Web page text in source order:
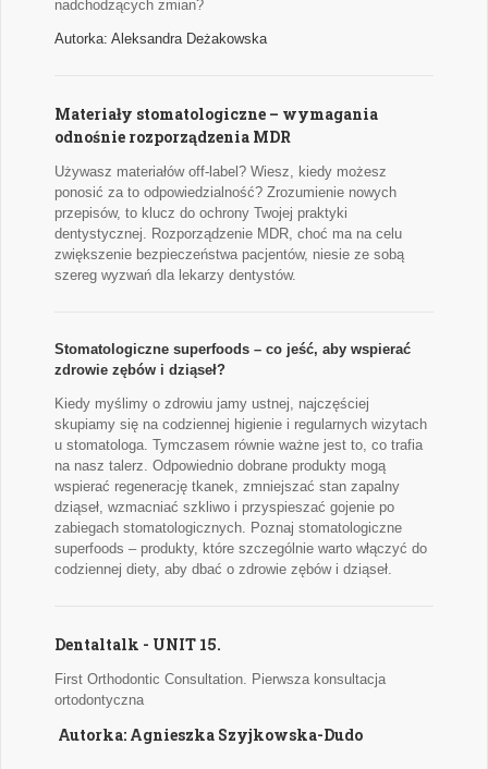
nadchodzących zmian?
Autorka: Aleksandra Deżakowska
Materiały stomatologiczne – wymagania
odnośnie rozporządzenia MDR
Używasz materiałów off-label? Wiesz, kiedy możesz
ponosić za to odpowiedzialność? Zrozumienie nowych
przepisów, to klucz do ochrony Twojej praktyki
dentystycznej. Rozporządzenie MDR, choć ma na celu
zwiększenie bezpieczeństwa pacjentów, niesie ze sobą
szereg wyzwań dla lekarzy dentystów.
Stomatologiczne superfoods – co jeść, aby wspierać
zdrowie zębów i dziąseł?
Kiedy myślimy o zdrowiu jamy ustnej, najczęściej
skupiamy się na codziennej higienie i regularnych wizytach
u stomatologa. Tymczasem równie ważne jest to, co trafia
na nasz talerz. Odpowiednio dobrane produkty mogą
wspierać regenerację tkanek, zmniejszać stan zapalny
dziąseł, wzmacniać szkliwo i przyspieszać gojenie po
zabiegach stomatologicznych. Poznaj stomatologiczne
superfoods – produkty, które szczególnie warto włączyć do
codziennej diety, aby dbać o zdrowie zębów i dziąseł.
Dentaltalk - UNIT 15.
First Orthodontic Consultation. Pierwsza konsultacja
ortodontyczna
Autorka: Agnieszka Szyjkowska-Dudo